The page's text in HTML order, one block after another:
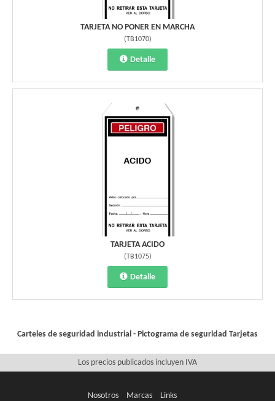
TARJETA NO PONER EN MARCHA
(TB1070)
Detalle
TARJETA ACIDO
(TB1075)
Detalle
Carteles de seguridad industrial - Pictograma de seguridad Tarjetas
Los precios publicados incluyen IVA
Nosotros Marcas Links